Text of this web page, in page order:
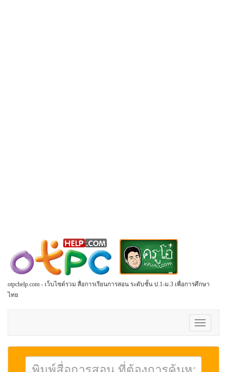
otpchelp.com - เว็บไซต์รวม สื่อการเรียนการสอน ระดับชั้น ป.1-ม.3 เพื่อการศึกษา
ไทย
Toggle